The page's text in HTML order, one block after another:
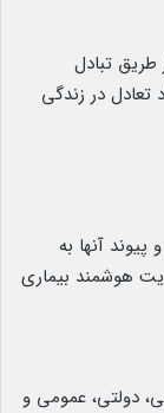
طریق تبادل
تعادل در زندگی
آنها به
هوشمند بیماری
دولتی، عمومی و